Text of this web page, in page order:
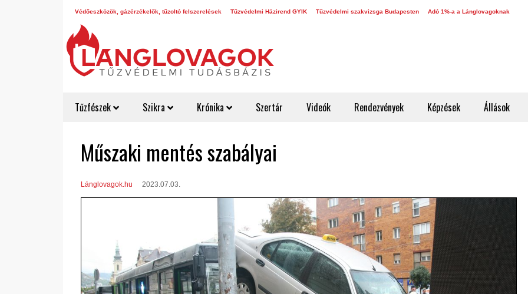
Védőeszközök, gázérzékelők, tűzoltó felszerelések Tűzvédelmi Házirend GYIK Tűzvédelmi szakvizsga Budapesten Adó 1%-a a Lánglovagoknak
Tűzfészek Szikra Krónika Szertár Videók Rendezvények Képzések Állások
Műszaki mentés szabályai
Lánglovagok.hu 2023.07.03.